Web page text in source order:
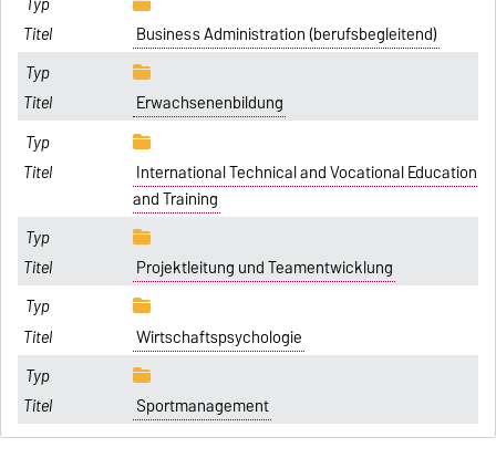
Business Administration (berufsbegleitend)
Erwachsenenbildung
International Technical and Vocational Education
and Training
Projektleitung und Teamentwicklung
Wirtschaftspsychologie
Sportmanagement